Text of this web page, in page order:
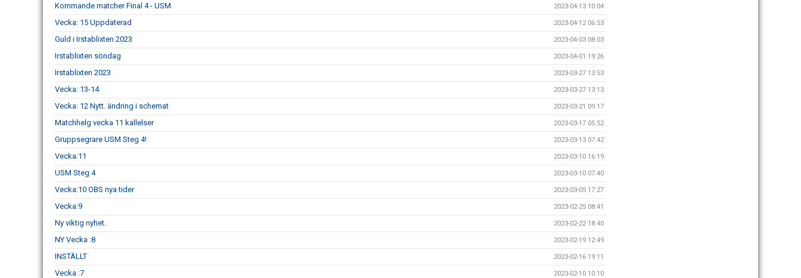
Kommande matcher Final 4 - USM 2023-04-13 10:04
Vecka: 15 Uppdaterad 2023-04-12 06:53
Guld i Irstablixten 2023 2023-04-03 08:03
Irstablixten söndag 2023-04-01 19:26
Irstablixten 2023 2023-03-27 13:53
Vecka: 13-14 2023-03-27 13:13
Vecka: 12 Nytt. ändring i schemat 2023-03-21 09:17
Matchhelg vecka 11 kallelser 2023-03-17 05:52
Gruppsegrare USM Steg 4! 2023-03-13 07:42
Vecka:11 2023-03-10 16:19
USM Steg 4 2023-03-10 07:40
Vecka:10 OBS nya tider 2023-03-05 17:27
Vecka:9 2023-02-25 08:41
Ny viktig nyhet. 2023-02-22 18:40
NY Vecka :8 2023-02-19 12:49
INSTÄLLT 2023-02-16 19:11
Vecka :7 2023-02-10 10:10